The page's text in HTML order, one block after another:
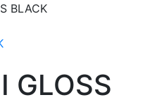
BLACK
GLOSS